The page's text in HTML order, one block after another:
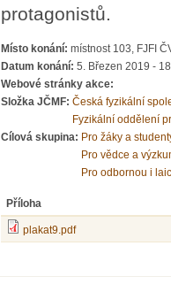
protagonistů.
Místo konání: místnost 103, FJFI
Datum konání: 5. Březen 2019 -
Webové stránky akce:
Složka JČMF: Česká fyzikální
Fyzikální oddělení
Cílová skupina: Pro žáky a
Pro vědce a
Pro odbornou i
Příloha
plakat9.pdf